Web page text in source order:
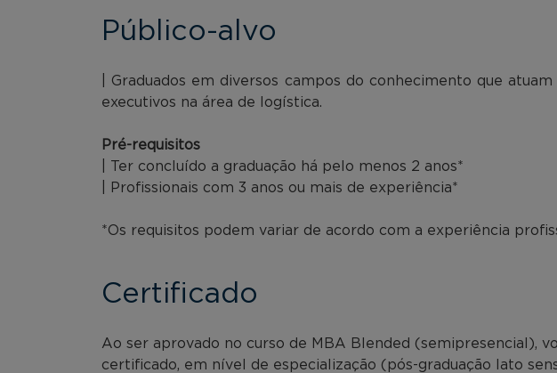
Público-alvo
| Graduados em diversos campos do conhecimento que
executivos na área de logística.
Pré-requisitos
| Ter concluído a graduação há pelo menos 2 anos*
| Profissionais com 3 anos ou mais de experiência*
*Os requisitos podem variar de acordo com a experiência
Certificado
Ao ser aprovado no curso de MBA Blended (semipresencial),
certificado, em nível de especialização (pós-graduação lato